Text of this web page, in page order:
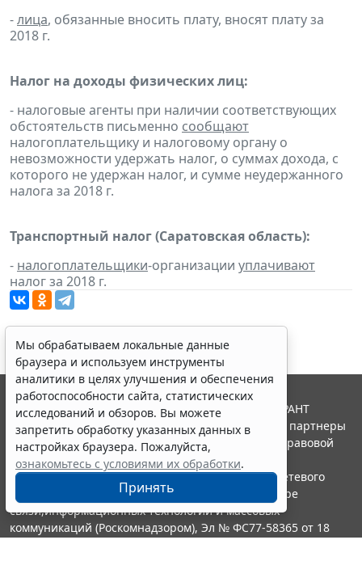
-лица, обязанные вносить плату, вносят плату за
2018 г.
Налог на доходы физических лиц:
- налоговые агенты при наличии соответствующих
обстоятельств письменно сообщают
налогоплательщику и налоговому органу о
невозможности удержать налог, о суммах дохода, с
которого не удержан налог, и сумме неудержанного
налога за 2018 г.
Транспортный налог (Саратовская область):
- налогоплательщики-организации уплачивают
налог за 2018 г.
Мы обрабатываем локальные данные
браузера и используем инструменты
аналитики в целях улучшения и обеспечения
работоспособности сайта, статистических
исследований и обзоров. Вы можете
запретить обработку указанных данных в
настройках браузера. Пожалуйста,
ознакомьтесь с условиями их обработки.
Принять
© ООО "НПП "ГАРАНТ-СЕРВИС", 2026. Система ГАРАНТ
выпускается с 1990 года. Компания "Гарант" и ее партнеры
являются участниками Российской ассоциации правовой
информации ГАРАНТ.
Портал ГАРАНТ.РУ зарегистрирован в качестве сетевого
издания Федеральной службой по надзору в сфере
связи,информационных технологий и массовых
коммуникаций (Роскомнадзором), Эл № ФС77-58365 от 18